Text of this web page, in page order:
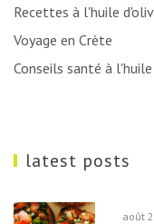
Recettes à l'huile
Voyage en Crète
Conseils santé à
latest posts
août